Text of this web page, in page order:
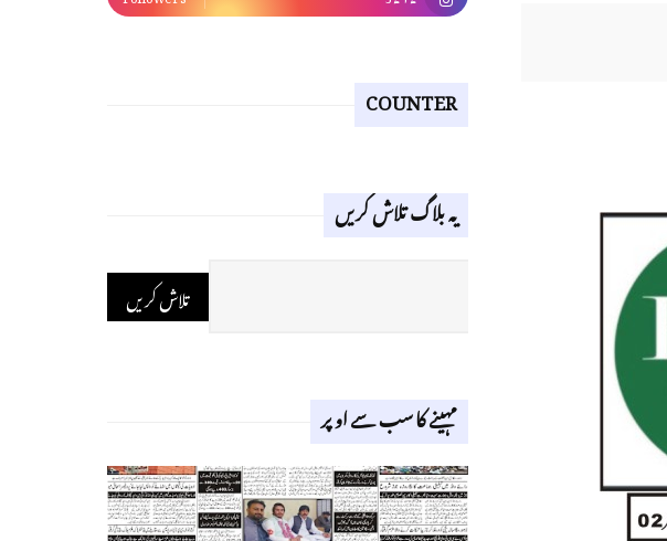
COUNTER
یہ بلاگ تلاش کریں
مہینے کا سب سے اوپر